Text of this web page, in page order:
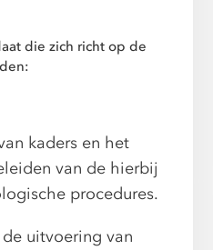
die zich richt op de
kaders en het
van de hierbij
procedures.
uitvoering van